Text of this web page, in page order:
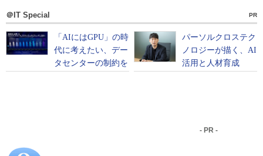
＠IT Special PR
- PR -